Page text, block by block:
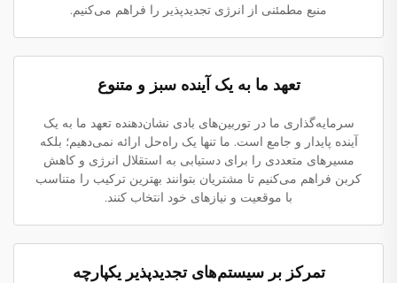
منبع مطمئنی از انرژی تجدیدپذیر را فراهم می‌کنیم.
تعهد ما به یک آینده سبز و متنوع
سرمایه‌گذاری ما در توربین‌های بادی نشان‌دهنده تعهد ما به یک
آینده پایدار و جامع است. ما تنها یک راه‌حل ارائه نمی‌دهیم؛ بلکه
مسیرهای متعددی را برای دستیابی به استقلال انرژی و کاهش
کربن فراهم می‌کنیم تا مشتریان بتوانند بهترین ترکیب را متناسب
با موقعیت و نیازهای خود انتخاب کنند.
تمرکز بر سیستم‌های تجدیدپذیر یکپارچه